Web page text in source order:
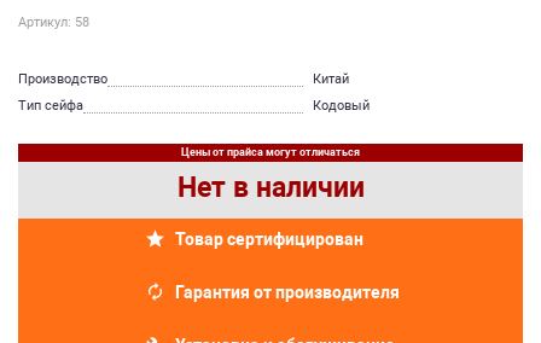
Артикул: 58
Производство
Китай
Тип сейфа
Кодовый
Цены от прайса могут отличаться
Нет в наличии
Товар сертифицирован
Гарантия от производителя